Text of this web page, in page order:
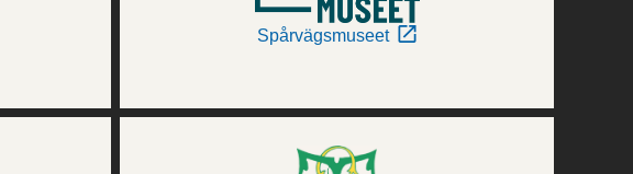
Spårvägsmuseet